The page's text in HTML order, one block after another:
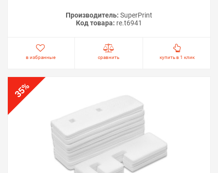
Производитель: SuperPrint
Код товара: re.t6941
в избранные сравнить купить в 1 клик
35
%